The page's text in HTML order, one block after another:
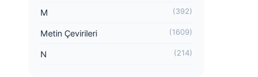
M (392)
Metin Çevirileri (1609)
N (214)